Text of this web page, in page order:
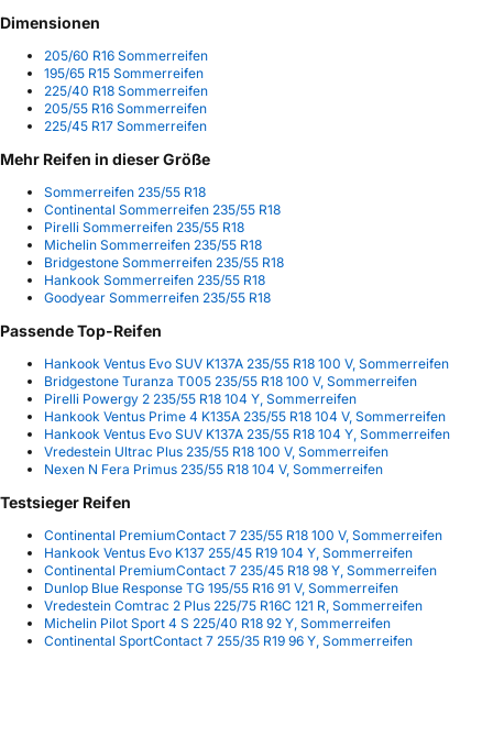
Dimensionen
205/60 R16 Sommerreifen
195/65 R15 Sommerreifen
225/40 R18 Sommerreifen
205/55 R16 Sommerreifen
225/45 R17 Sommerreifen
Mehr Reifen in dieser Größe
Sommerreifen 235/55 R18
Continental Sommerreifen 235/55 R18
Pirelli Sommerreifen 235/55 R18
Michelin Sommerreifen 235/55 R18
Bridgestone Sommerreifen 235/55 R18
Hankook Sommerreifen 235/55 R18
Goodyear Sommerreifen 235/55 R18
Passende Top-Reifen
Hankook Ventus Evo SUV K137A 235/55 R18 100 V, Sommerreifen
Bridgestone Turanza T005 235/55 R18 100 V, Sommerreifen
Pirelli Powergy 2 235/55 R18 104 Y, Sommerreifen
Hankook Ventus Prime 4 K135A 235/55 R18 104 V, Sommerreifen
Hankook Ventus Evo SUV K137A 235/55 R18 104 Y, Sommerreifen
Vredestein Ultrac Plus 235/55 R18 100 V, Sommerreifen
Nexen N Fera Primus 235/55 R18 104 V, Sommerreifen
Testsieger Reifen
Continental PremiumContact 7 235/55 R18 100 V, Sommerreifen
Hankook Ventus Evo K137 255/45 R19 104 Y, Sommerreifen
Continental PremiumContact 7 235/45 R18 98 Y, Sommerreifen
Dunlop Blue Response TG 195/55 R16 91 V, Sommerreifen
Vredestein Comtrac 2 Plus 225/75 R16C 121 R, Sommerreifen
Michelin Pilot Sport 4 S 225/40 R18 92 Y, Sommerreifen
Continental SportContact 7 255/35 R19 96 Y, Sommerreifen